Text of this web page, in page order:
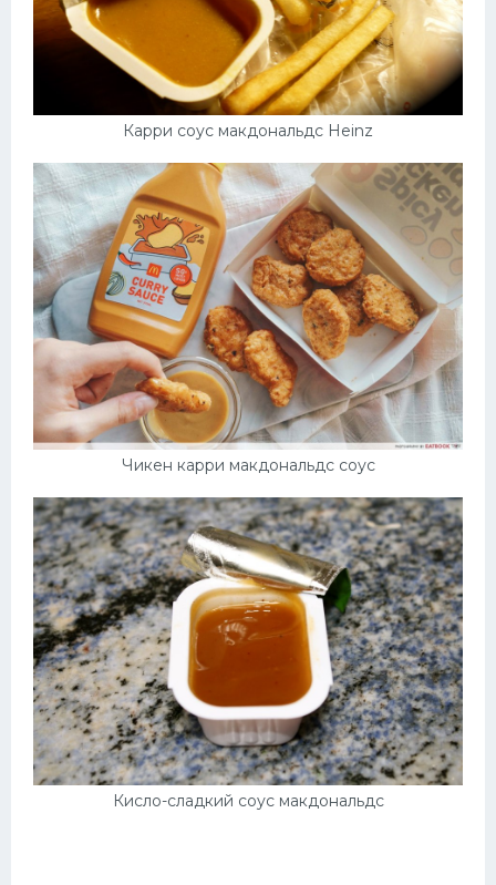
Карри соус макдональдс Heinz
Чикен карри макдональдс соус
Кисло-сладкий соус макдональдс